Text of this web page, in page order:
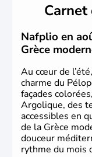
l'invention des
mars 1820 sonne
aujourd'hui date
est
partir de 1830.
Carnet
Nafplio en
Grèce
Au cœur de
charme du
façades
Argolique, des
accessibles en
de la Grèce
douceur
rythme du mois